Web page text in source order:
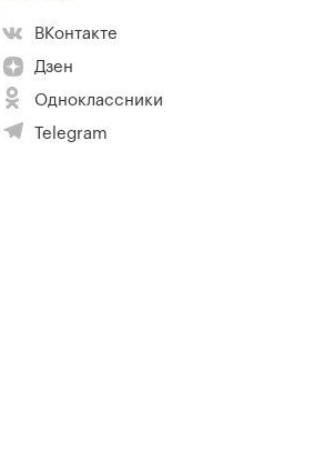
ВКонтакте
Дзен
Одноклассники
Telegram